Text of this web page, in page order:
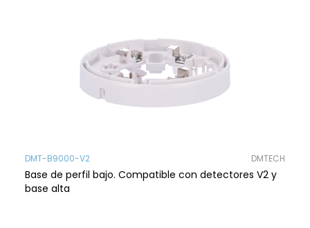
DMT-B9000-V2 DMTECH
Base de perfil bajo. Compatible con detectores V2 y
base alta